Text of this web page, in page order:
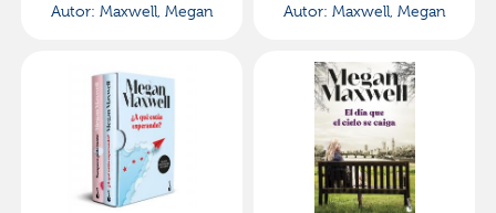
Autor: Maxwell, Megan
Autor: Maxwell, Megan